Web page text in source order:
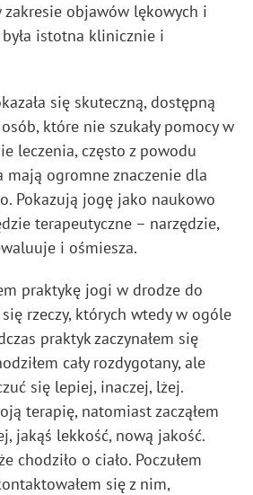
zakresie objawów lękowych i
istotna klinicznie i
się skuteczną, dostępną
które nie szukały pomocy w
leczenia, często z powodu
mają ogromne znaczenie dla
Pokazują jogę jako naukowo
terapeutyczne – narzędzie,
i ośmiesza.
praktykę jogi w drodze do
się rzeczy, których wtedy w ogóle
praktyk zaczynałem się
cały rozdygotany, ale
się lepiej, inaczej, lżej.
terapię, natomiast zacząłem
jakąś lekkość, nową jakość.
chodziło o ciało. Poczułem
się z nim,